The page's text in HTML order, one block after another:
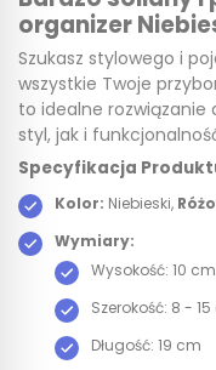
organizer
Szukasz stylowego i
wszystkie Twoje
to idealne rozwiązanie
styl, jak i
Specyfikacja
Kolor: Niebieski,
Wymiary:
Wysokość: 10 cm
Szerokość: 8 -
Długość: 19 cm